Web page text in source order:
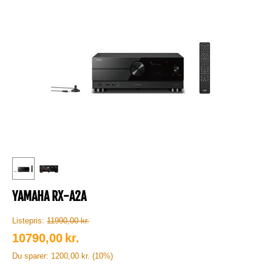
YAMAHA RX-A2A
Listepris: 11990,00 kr.
10790,00 kr.
Du sparer: 1200,00 kr. (10%)